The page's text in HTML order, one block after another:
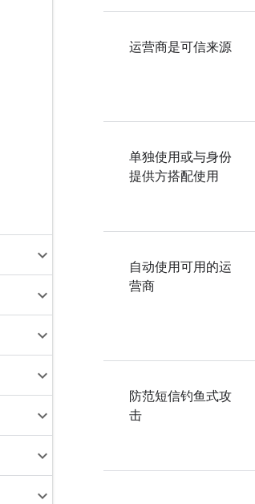
运营商是可信来源
单独使用或与身份
提供方搭配使用
自动使用可用的运
营商
防范短信钓鱼式攻
击